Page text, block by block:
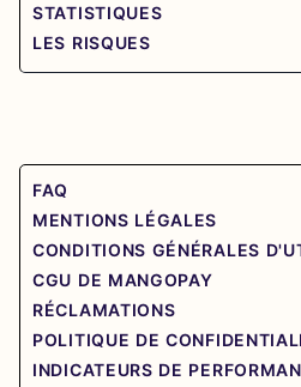
STATISTIQUES
LES RISQUES
FAQ
MENTIONS LÉGALES
CONDITIONS GÉNÉRALES
CGU DE MANGOPAY
RÉCLAMATIONS
POLITIQUE DE
INDICATEURS DE